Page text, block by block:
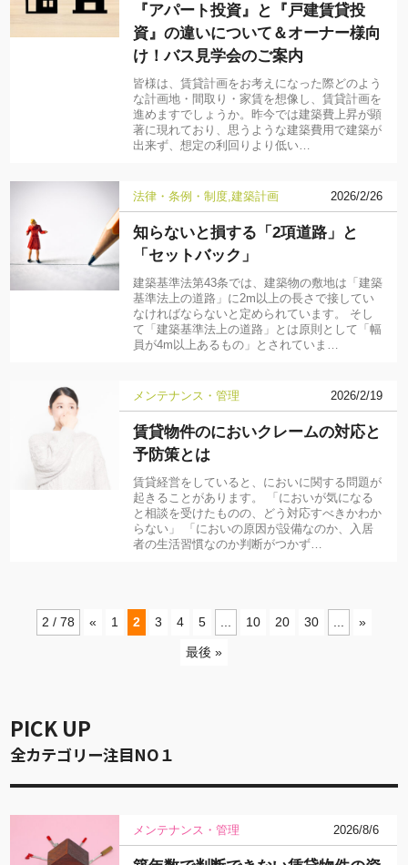
『アパート投資』と『戸建賃貸投
資』の違いについて＆オーナー様向
け！バス見学会のご案内
皆様は、賃貸計画をお考えになった際どのよう
な計画地・間取り・家賃を想像し、賃貸計画を
進めますでしょうか。昨今では建築費上昇が顕
著に現れており、思うような建築費用で建築が
出来ず、想定の利回りより低い…
法律・条例・制度 建築計画 2026/2/26
知らないと損する「2項道路」と
「セットバック」
建築基準法第43条では、建築物の敷地は「建築
基準法上の道路」に2m以上の長さで接してい
なければならないと定められています。 そし
て「建築基準法上の道路」とは原則として「幅
員が4m以上あるもの」とされていま…
メンテナンス・管理 2026/2/19
賃貸物件のにおいクレームの対応と
予防策とは
賃貸経営をしていると、においに関する問題が
起きることがあります。 「においが気になる
と相談を受けたものの、どう対応すべきかわか
らない」 「においの原因が設備なのか、入居
者の生活習慣なのか判断がつかず…
2 / 78 « 1 2 3 4 5 ... 10 20 30 ... »
最後 »
PICK UP
全カテゴリー注目NO１
メンテナンス・管理 2026/8/6